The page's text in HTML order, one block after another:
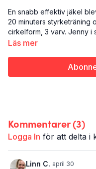
En snabb effektiv jäkel
20 minuters styrketräning
cirkelform, 3 varv. Jenny i
och Sanna i rött kör
Läs mer
Kommentarer (3)
Logga In för att delta i
Linn C. april 30